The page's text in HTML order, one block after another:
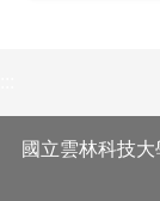
國立雲林科技